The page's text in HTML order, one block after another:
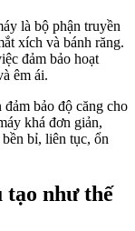
là bộ phận truyền
xích và bánh răng.
đảm bảo hoạt
êm ái.
bảo độ căng cho
khá đơn giản,
bỉ, liên tục, ổn
tạo như thế